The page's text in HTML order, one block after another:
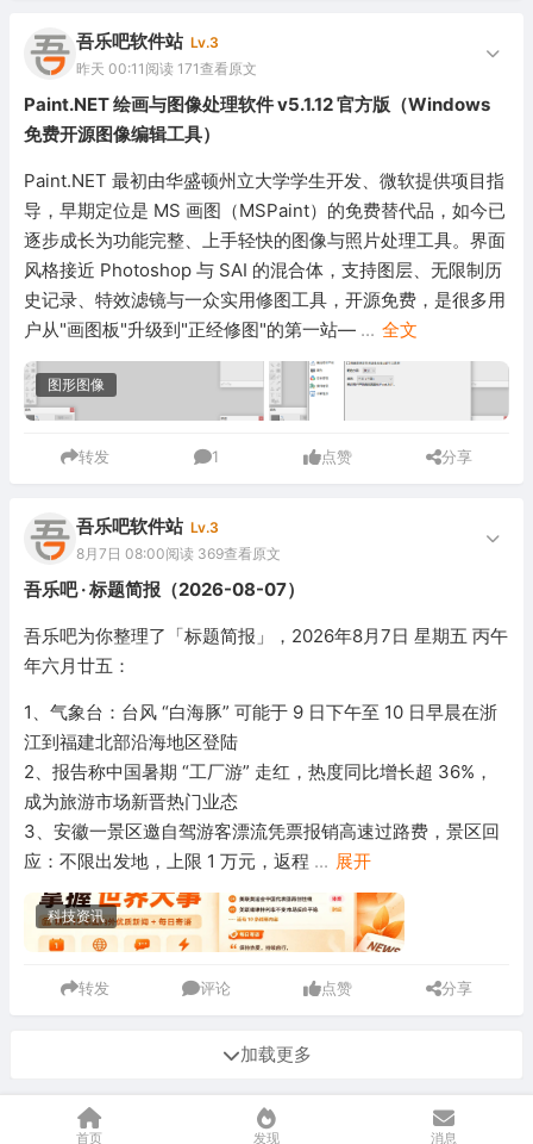
首页 发现 消息
吾乐吧软件站 Lv.3
昨天 00:11 阅读 171查看原文
Paint.NET 绘画与图像处理软件 v5.1.12 官方版（Windows
免费开源图像编辑工具）
Paint.NET 最初由华盛顿州立大学学生开发、微软提供项目指
导，早期定位是 MS 画图（MSPaint）的免费替代品，如今已
逐步成长为功能完整、上手轻快的图像与照片处理工具。界面
风格接近 Photoshop 与 SAI 的混合体，支持图层、无限制历
史记录、特效滤镜与一众实用修图工具，开源免费，是很多用
户从"画图板"升级到"正经修图"的第一站— ... 全文
图形图像
转发 1 点赞 分享
吾乐吧软件站 Lv.3
8月7日 08:00阅读 369查看原文
吾乐吧 · 标题简报（2026-08-07）
吾乐吧为你整理了「标题简报」，2026年8月7日 星期五 丙午
年六月廿五：
1、气象台：台风 “白海豚” 可能于 9 日下午至 10 日早晨在浙
江到福建北部沿海地区登陆
2、报告称中国暑期 “工厂游” 走红，热度同比增长超 36%，
成为旅游市场新晋热门业态
3、安徽一景区邀自驾游客漂流凭票报销高速过路费，景区回
应：不限出发地，上限 1 万元，返程 ... 展开
科技资讯
转发 评论 点赞 分享
加载更多